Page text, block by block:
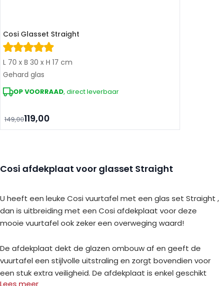
Cosi Glasset Straight
L 70 x B 30 x H 17 cm
Gehard glas
OP VOORRAAD, direct leverbaar
119,00
149,00
Cosi afdekplaat voor glasset Straight
U heeft een leuke Cosi vuurtafel met een glas set Straight ,
dan is uitbreiding met een Cosi afdekplaat voor deze
mooie vuurtafel ook zeker een overweging waard!
De afdekplaat dekt de glazen ombouw af en geeft de
vuurtafel een stijlvolle uitstraling en zorgt bovendien voor
een stuk extra veiligheid. De afdekplaat is enkel geschikt